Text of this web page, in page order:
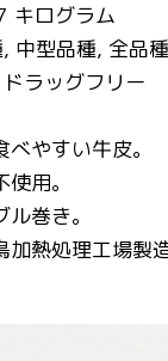
キログラム
中型品種, 全品種
ラッグフリー
やすい牛皮。
用。
巻き。
熱処理工場製造